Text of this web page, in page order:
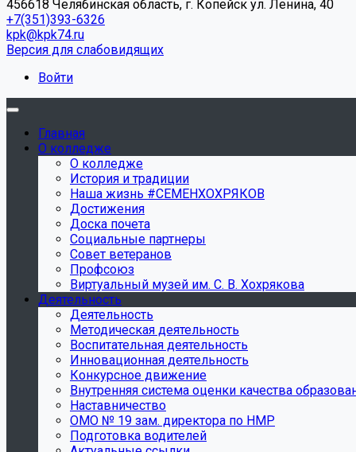
456618 Челябинская область, г. Копейск ул. Ленина, 40
+7(351)393-6326
kpk@kpk74.ru
Версия для слабовидящих
Войти
Главная
О колледже
О колледже
История и традиции
Наша жизнь #СЕМЕНХОХРЯКОВ
Достижения
Доска почета
Социальные партнеры
Совет ветеранов
Профсоюз
Виртуальный музей им. С. В. Хохрякова
Деятельность
Деятельность
Методическая деятельность
Воспитательная деятельность
Инновационная деятельность
Конкурсное движение
Внутренняя система оценки качества
Наставничество
ОМО № 19 зам. директора по НМР
Подготовка водителей